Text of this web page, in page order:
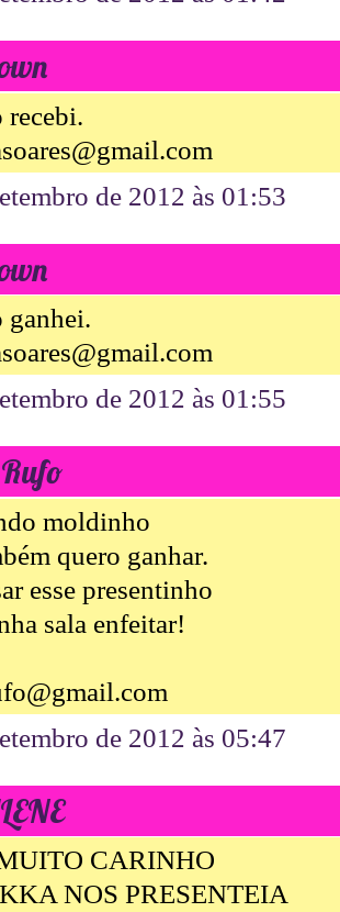
recebi.
de 2012 às 01:53
ganhei.
de 2012 às 01:55
moldinho
quero ganhar.
esse presentinho
sala enfeitar!
de 2012 às 05:47
CARINHO
NOS PRESENTEIA